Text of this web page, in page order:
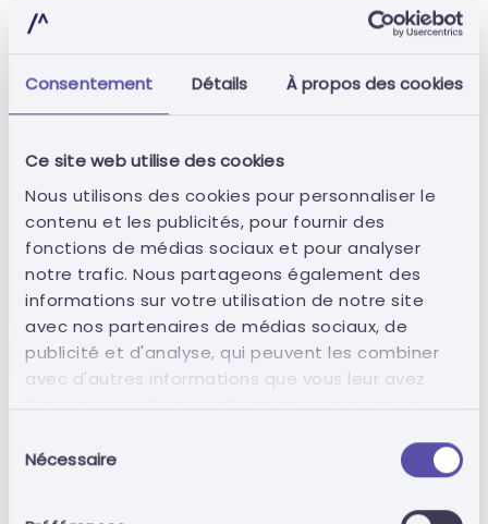
Consentement Détails À propos des cookies
Ce site web utilise des cookies
Nous utilisons des cookies pour personnaliser le
contenu et les publicités, pour fournir des
fonctions de médias sociaux et pour analyser
notre trafic. Nous partageons également des
informations sur votre utilisation de notre site
avec nos partenaires de médias sociaux, de
publicité et d'analyse, qui peuvent les combiner
avec d'autres informations que vous leur avez
duNécessaire
Le temps prévu par l'équipe Affereo pour
l'exécution de ce service implique un minimum
de 4 heures d'intervention, par connexion
sécurisée à distance avec le client. Le décompte
la mise à disposition des documents demandés
pour signature.
Langues
Ce service n'est possible, dans une première
phase, qu'à condition que l'interlocuteur du client
parle l'une des langues suivantes:
Français